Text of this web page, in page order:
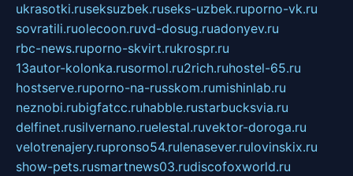
ukrasotki.ruseksuzbek.ruseks-uzbek.ruporno-vk.ru
sovratili.ruolecoon.ruvd-dosug.ruadonyev.ru
rbc-news.ruporno-skvirt.rukrospr.ru
13autor-kolonka.rusormol.ru2rich.ruhostel-65.ru
hostserve.ruporno-na-russkom.rumishinlab.ru
neznobi.rubigfatcc.ruhabble.rustarbucksvia.ru
delfinet.rusilvernano.ruelestal.ruvektor-doroga.ru
velotrenajery.rupronso54.rulenasever.rulovinskix.ru
show-pets.rusmartnews03.rudiscofoxworld.ru